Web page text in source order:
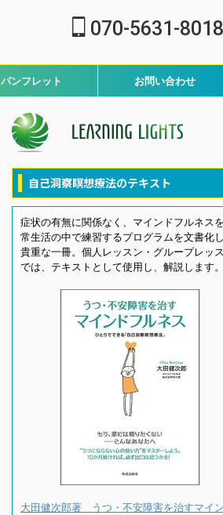
070-5631-8018
パンフレット お問い合わせ
自己洞察瞑想療法のテキスト
症状の有無に関係なく、マインドフルネス
常生活の中で練習するプログラムを文書化
貴重な一冊。個人レッスン・グループレッ
では、テキストとして使用し、解説します。
大田健次郎著 うつ・不安障害を治すマイ